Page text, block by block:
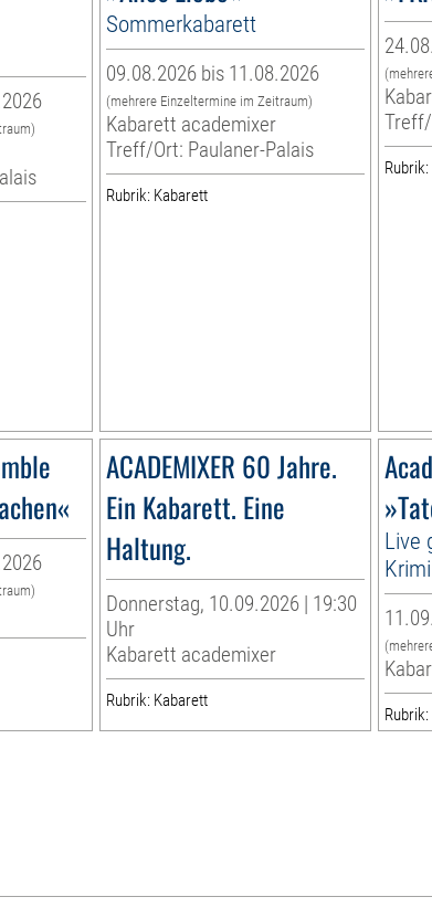
Sommerkabarett
09.08.2026 bis 11.08.2026
(mehrere Einzeltermine im Zeitraum)
Kabarett academixer
Treff/Ort: Paulaner-Palais
Rubrik: Kabarett
ACADEMIXER 60 Jahre.
Ein Kabarett. Eine
Haltung.
Donnerstag, 10.09.2026 | 19:30
Uhr
Kabarett academixer
Rubrik: Kabarett
Live
Krimi